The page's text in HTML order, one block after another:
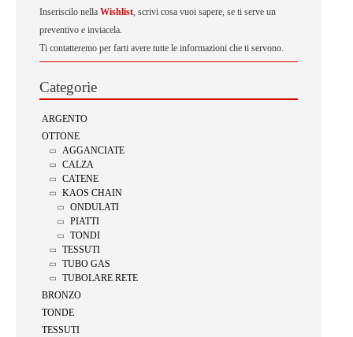
Inseriscilo nella Wishlist, scrivi cosa vuoi sapere, se ti serve un
preventivo e inviacela.
Ti contatteremo per farti avere tutte le informazioni che ti servono.
Categorie
ARGENTO
OTTONE
AGGANCIATE
CALZA
CATENE
KAOS CHAIN
ONDULATI
PIATTI
TONDI
TESSUTI
TUBO GAS
TUBOLARE RETE
BRONZO
TONDE
TESSUTI